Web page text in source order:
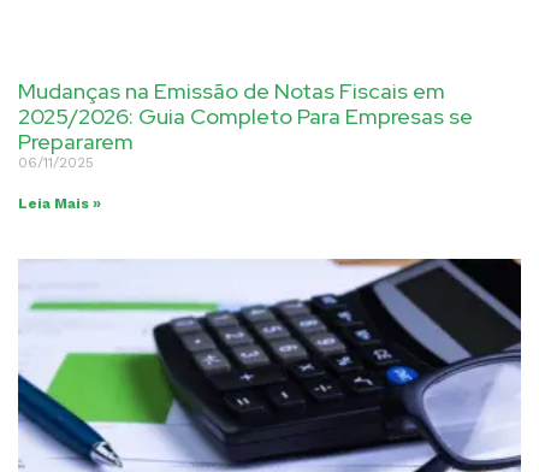
Mudanças na Emissão de Notas Fiscais em
2025/2026: Guia Completo Para Empresas se
Prepararem
06/11/2025
Leia Mais »